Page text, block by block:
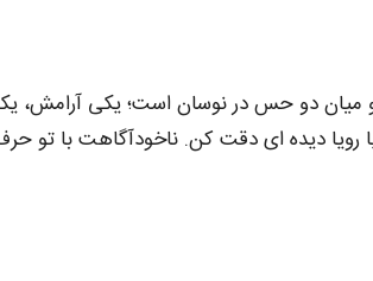
میان دو حس در نوسان است؛ یکی آرامش،
رویا دیده‌ ای دقت کن. ناخودآگاهت با تو